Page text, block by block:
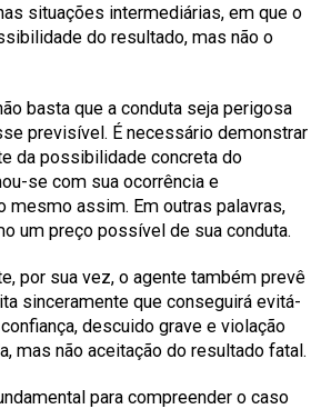
situações intermediárias, em que o
do resultado, mas não o
basta que a conduta seja perigosa
previsível. É necessário demonstrar
da possibilidade concreta do
se com sua ocorrência e
mesmo assim. Em outras palavras,
um preço possível de sua conduta.
por sua vez, o agente também prevê
sinceramente que conseguirá evitá-
descuido grave e violação
mas não aceitação do resultado fatal.
para compreender o caso